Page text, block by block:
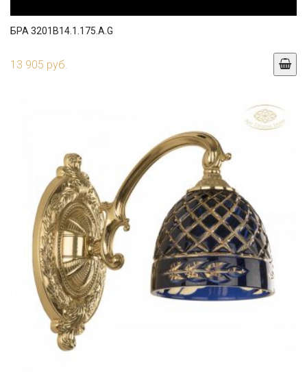
БРА 3201B14.1.175.A.G
13 905 руб.